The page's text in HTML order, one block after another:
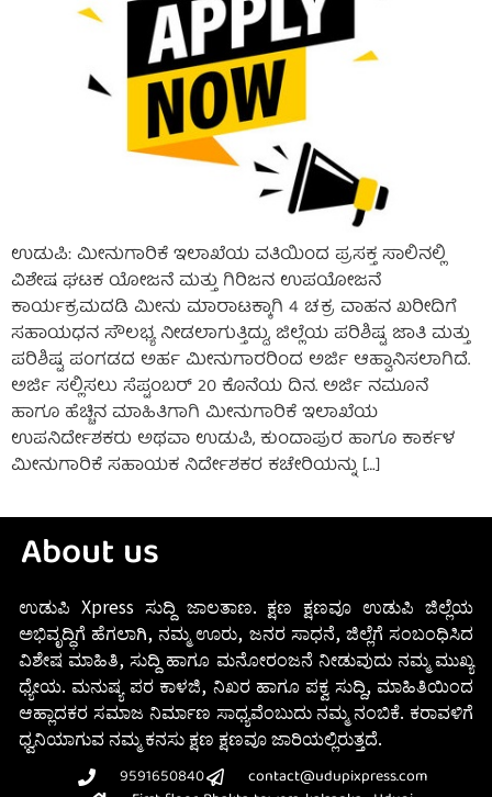
ಉಡುಪಿ: ಮೀನುಗಾರಿಕೆ ಇಲಾಖೆಯ ವತಿಯಿಂದ ಪ್ರಸಕ್ತ ಸಾಲಿನಲ್ಲಿ
ವಿಶೇಷ ಘಟಕ ಯೋಜನೆ ಮತ್ತು ಗಿರಿಜನ ಉಪಯೋಜನೆ
ಕಾರ್ಯಕ್ರಮದಡಿ ಮೀನು ಮಾರಾಟಕ್ಕಾಗಿ 4 ಚಕ್ರ ವಾಹನ ಖರೀದಿಗೆ
ಸಹಾಯಧನ ಸೌಲಭ್ಯ ನೀಡಲಾಗುತ್ತಿದ್ದು, ಜಿಲ್ಲೆಯ ಪರಿಶಿಷ್ಟ ಜಾತಿ ಮತ್ತು
ಪರಿಶಿಷ್ಟ ಪಂಗಡದ ಅರ್ಹ ಮೀನುಗಾರರಿಂದ ಅರ್ಜಿ ಆಹ್ವಾನಿಸಲಾಗಿದೆ.
ಅರ್ಜಿ ಸಲ್ಲಿಸಲು ಸೆಪ್ಟಂಬರ್ 20 ಕೊನೆಯ ದಿನ. ಅರ್ಜಿ ನಮೂನೆ
ಹಾಗೂ ಹೆಚ್ಚಿನ ಮಾಹಿತಿಗಾಗಿ ಮೀನುಗಾರಿಕೆ ಇಲಾಖೆಯ
ಉಪನಿರ್ದೇಶಕರು ಅಥವಾ ಉಡುಪಿ, ಕುಂದಾಪುರ ಹಾಗೂ ಕಾರ್ಕಳ
ಮೀನುಗಾರಿಕೆ ಸಹಾಯಕ ನಿರ್ದೇಶಕರ ಕಚೇರಿಯನ್ನು […]
About us
ಉಡುಪಿ Xpress ಸುದ್ದಿ ಜಾಲತಾಣ. ಕ್ಷಣ ಕ್ಷಣವೂ ಉಡುಪಿ ಜಿಲ್ಲೆಯ
ಅಭಿವೃದ್ಧಿಗೆ ಹೆಗಲಾಗಿ, ನಮ್ಮ ಊರು, ಜನರ ಸಾಧನೆ, ಜಿಲ್ಲೆಗೆ ಸಂಬಂಧಿಸಿದ
ವಿಶೇಷ ಮಾಹಿತಿ, ಸುದ್ದಿ ಹಾಗೂ ಮನೋರಂಜನೆ ನೀಡುವುದು ನಮ್ಮ ಮುಖ್ಯ
ಧ್ಯೇಯ. ಮನುಷ್ಯ ಪರ ಕಾಳಜಿ, ನಿಖರ ಹಾಗೂ ಪಕ್ವ ಸುದ್ದಿ, ಮಾಹಿತಿಯಿಂದ
ಆಹ್ಲಾದಕರ ಸಮಾಜ ನಿರ್ಮಾಣ ಸಾಧ್ಯವೆಂಬುದು ನಮ್ಮ ನಂಬಿಕೆ. ಕರಾವಳಿಗೆ
ಧ್ವನಿಯಾಗುವ ನಮ್ಮ ಕನಸು ಕ್ಷಣ ಕ್ಷಣವೂ ಜಾರಿಯಲ್ಲಿರುತ್ತದೆ.
9591650840
contact@udupixpress.com